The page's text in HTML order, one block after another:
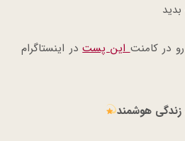
در کامنتاین پستدر اینستاگرام
زندگی هوشمند